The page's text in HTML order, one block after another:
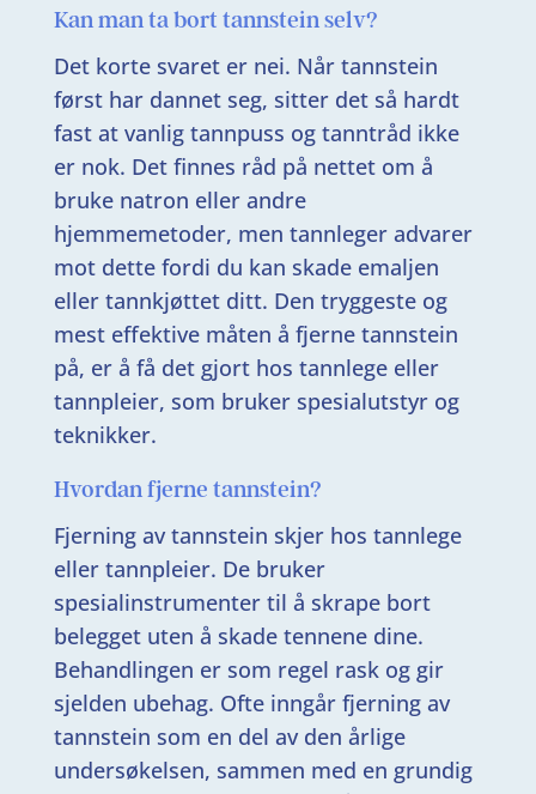
Kan man ta bort tannstein selv?
Det korte svaret er nei. Når tannstein
først har dannet seg, sitter det så hardt
fast at vanlig tannpuss og tanntråd ikke
er nok. Det finnes råd på nettet om å
bruke natron eller andre
hjemmemetoder, men tannleger advarer
mot dette fordi du kan skade emaljen
eller tannkjøttet ditt. Den tryggeste og
mest effektive måten å fjerne tannstein
på, er å få det gjort hos tannlege eller
tannpleier, som bruker spesialutstyr og
teknikker.
Hvordan fjerne tannstein?
Fjerning av tannstein skjer hos tannlege
eller tannpleier. De bruker
spesialinstrumenter til å skrape bort
belegget uten å skade tennene dine.
Behandlingen er som regel rask og gir
sjelden ubehag. Ofte inngår fjerning av
tannstein som en del av den årlige
undersøkelsen, sammen med en grundig